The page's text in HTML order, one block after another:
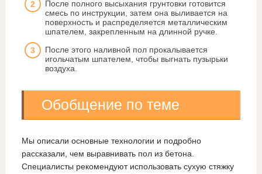
После полного высыхания грунтовки готовится
смесь по инструкции, затем она выливается на
поверхность и распределяется металлическим
шпателем, закрепленным на длинной ручке.
После этого наливной пол прокалывается
игольчатым шпателем, чтобы выгнать пузырьки
воздуха.
Обобщение по теме
Мы описали основные технологии и подробно
рассказали, чем выравнивать пол из бетона.
Специалисты рекомендуют использовать сухую стяжку